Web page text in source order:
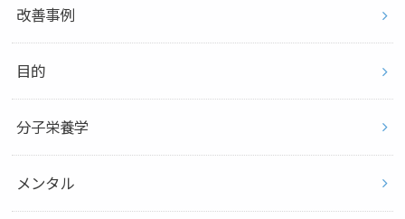
改善事例
目的
分子栄養学
メンタル